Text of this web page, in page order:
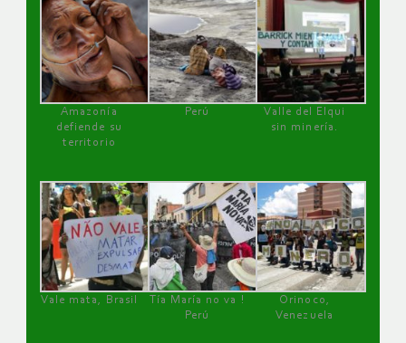
Amazonía
defiende su
territorio
Perú
Valle del Elqui
sin minería.
Vale mata, Brasil
Tía María no va !
Perú
Orinoco,
Venezuela